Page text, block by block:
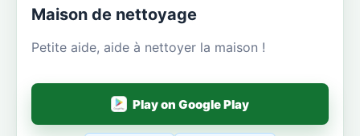
Maison de nettoyage
Petite aide, aide à nettoyer la maison !
Play on Google Play